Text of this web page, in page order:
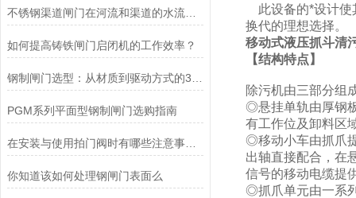
不锈钢渠道闸门在河流和渠道的水流控制中的应用
如何提高铸铁闸门启闭机的工作效率？
PGM系列平面型钢制闸门选购指南
在安装与使用拍门阀时有哪些注意事项呢？
你知道该如何处理钢闸门表面么
此设备的*设计使
换代的理想选择。
移动式液压抓斗清
【结构特点】
除污机由三部分组
◎悬挂单轨由厚钢
有工作位及卸料区
◎移动小车由抓爪
出轴直接配合，在
信号的移动电缆提
◎抓爪单元由一系